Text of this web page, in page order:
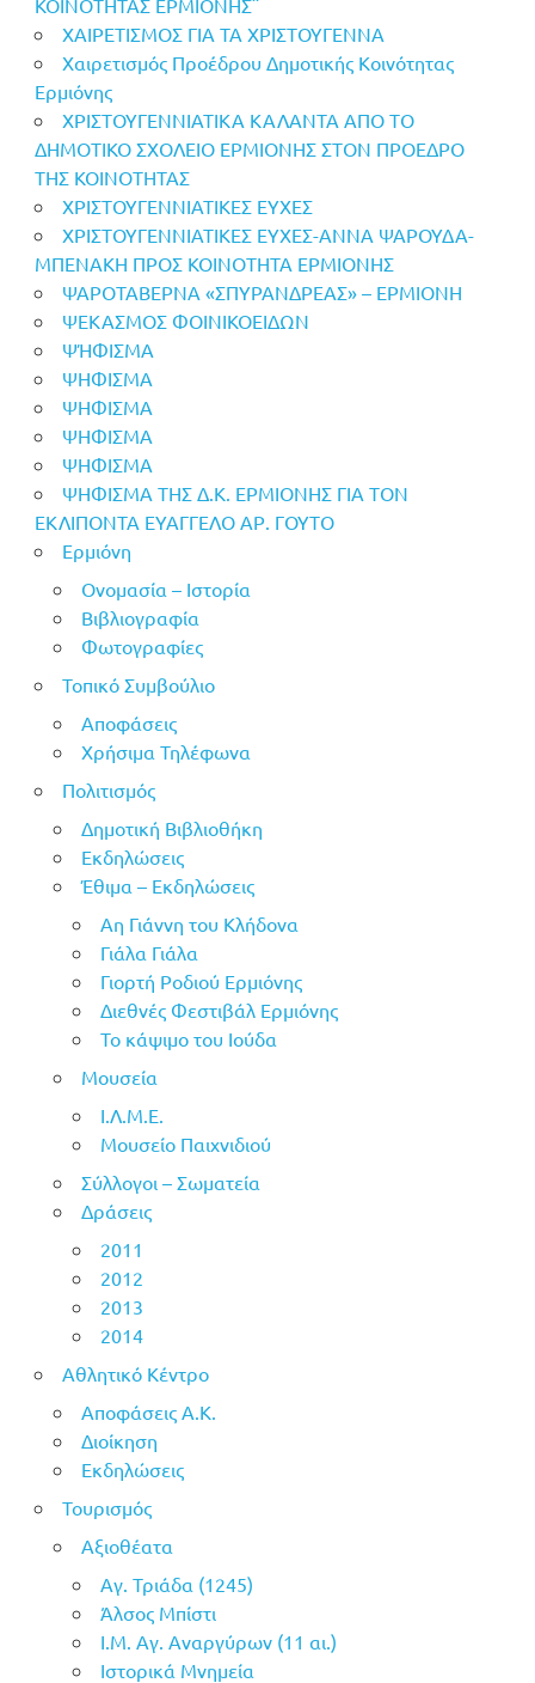
ΧΑΙΡΕΤΙΣΜΟΣ ΓΙΑ ΤΑ ΧΡΙΣΤΟΥΓΕΝΝΑ
Χαιρετισμός Προέδρου Δημοτικής Κοινότητας
Ερμιόνης
ΧΡΙΣΤΟΥΓΕΝΝΙΑΤΙΚΑ ΚΑΛΑΝΤΑ ΑΠΟ ΤΟ
ΔΗΜΟΤΙΚΟ ΣΧΟΛΕΙΟ ΕΡΜΙΟΝΗΣ ΣΤΟΝ ΠΡΟΕΔΡΟ
ΤΗΣ ΚΟΙΝΟΤΗΤΑΣ
ΧΡΙΣΤΟΥΓΕΝΝΙΑΤΙΚΕΣ ΕΥΧΕΣ
ΧΡΙΣΤΟΥΓΕΝΝΙΑΤΙΚΕΣ ΕΥΧΕΣ-ΑΝΝΑ ΨΑΡΟΥΔΑ-
ΜΠΕΝΑΚΗ ΠΡΟΣ ΚΟΙΝΟΤΗΤΑ ΕΡΜΙΟΝΗΣ
ΨΑΡΟΤΑΒΕΡΝΑ «ΣΠΥΡΑΝΔΡΕΑΣ» – ΕΡΜΙΟΝΗ
ΨΕΚΑΣΜΟΣ ΦΟΙΝΙΚΟΕΙΔΩΝ
ΨΉΦΙΣΜΑ
ΨΗΦΙΣΜΑ
ΨΗΦΙΣΜΑ
ΨΗΦΙΣΜΑ
ΨΗΦΙΣΜΑ
ΨΗΦΙΣΜΑ ΤΗΣ Δ.Κ. ΕΡΜΙΟΝΗΣ ΓΙΑ ΤΟΝ
ΕΚΛΙΠΟΝΤΑ ΕΥΑΓΓΕΛΟ ΑΡ. ΓΟΥΤΟ
Ερμιόνη
Ονομασία – Ιστορία
Βιβλιογραφία
Φωτογραφίες
Τοπικό Συμβούλιο
Αποφάσεις
Χρήσιμα Τηλέφωνα
Πολιτισμός
Δημοτική Βιβλιοθήκη
Εκδηλώσεις
Έθιμα – Εκδηλώσεις
Αη Γιάννη του Κλήδονα
Γιάλα Γιάλα
Γιορτή Ροδιού Ερμιόνης
Διεθνές Φεστιβάλ Ερμιόνης
Το κάψιμο του Ιούδα
Μουσεία
Ι.Λ.Μ.Ε.
Μουσείο Παιχνιδιού
Σύλλογοι – Σωματεία
Δράσεις
2011
2012
2013
2014
Αθλητικό Κέντρο
Αποφάσεις Α.Κ.
Διοίκηση
Εκδηλώσεις
Τουρισμός
Αξιοθέατα
Αγ. Τριάδα (1245)
Άλσος Μπίστι
Ι.Μ. Αγ. Αναργύρων (11 αι.)
Ιστορικά Μνημεία